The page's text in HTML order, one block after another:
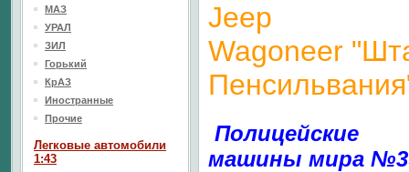
Jeep
Wagoneer
Полицейские
машины мира
МАЗ
УРАЛ
ЗИЛ
Горький
КрАЗ
Иностранные
Прочие
Легковые автомобили
1:43